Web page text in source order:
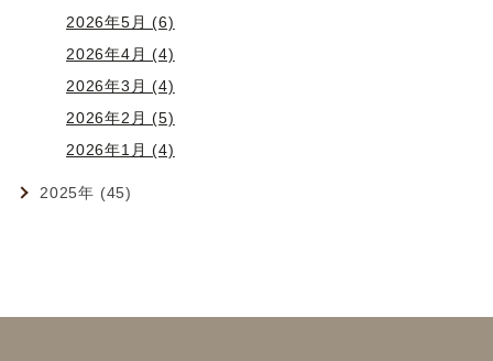
2026年5月 (6)
2026年4月 (4)
2026年3月 (4)
2026年2月 (5)
2026年1月 (4)
2025年 (45)